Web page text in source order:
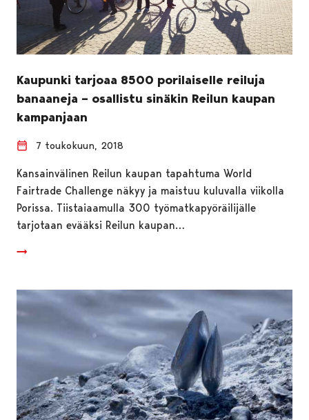
Kaupunki tarjoaa 8500 porilaiselle reiluja
banaaneja – osallistu sinäkin Reilun kaupan
kampanjaan
7 toukokuun, 2018
Kansainvälinen Reilun kaupan tapahtuma World
Fairtrade Challenge näkyy ja maistuu kuluvalla viikolla
Porissa. Tiistaiaamulla 300 työmatkapyöräilijälle
tarjotaan evääksi Reilun kaupan…